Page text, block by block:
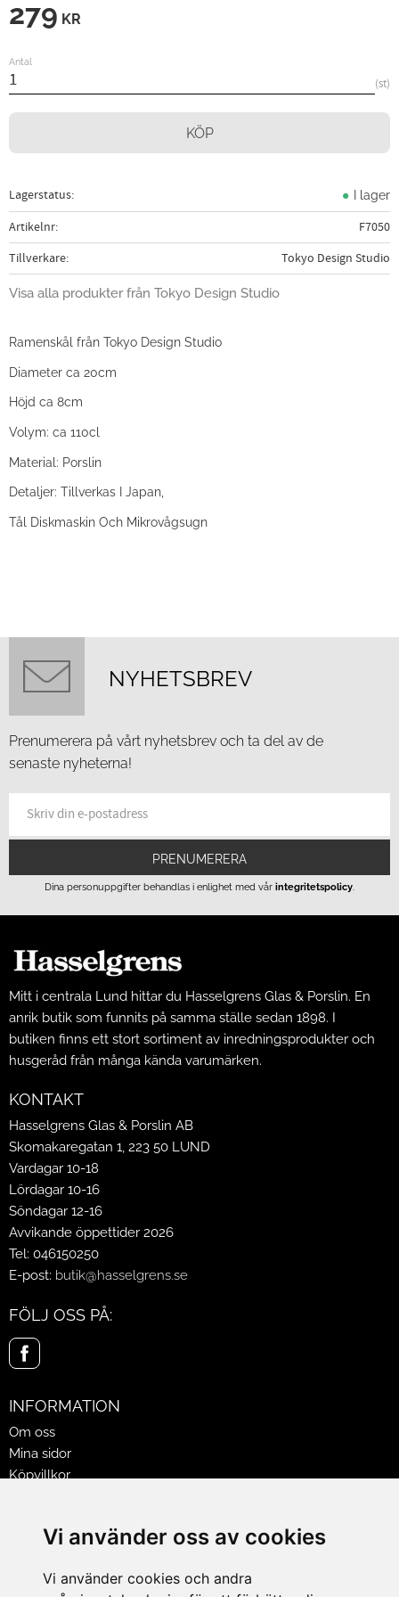
Vi använder oss av cookies
Vi använder cookies och andra
279 KR
Antal
st
KÖP
Lagerstatus I lager
Artikelnr
F7050
Tillverkare
Tokyo Design Studio
Visa alla produkter från Tokyo Design Studio
Ramenskål från Tokyo Design Studio
Diameter ca 20cm
Höjd ca 8cm
Volym: ca 110cl
Material: Porslin
Detaljer: Tillverkas I Japan,
Tål Diskmaskin Och Mikrovågsugn
NYHETSBREV
Prenumerera på vårt nyhetsbrev och ta del av de
senaste nyheterna!
PRENUMERERA
Dina personuppgifter behandlas i enlighet med vår integritetspolicy.
Mitt i centrala Lund hittar du Hasselgrens Glas & Porslin. En
anrik butik som funnits på samma ställe sedan 1898. I
butiken finns ett stort sortiment av inredningsprodukter och
husgeråd från många kända varumärken.
KONTAKT
Hasselgrens Glas & Porslin AB
Skomakaregatan 1, 223 50 LUND
Vardagar 10-18
Lördagar 10-16
Söndagar 12-16
Avvikande öppettider 2026
Tel: 046150250
E-post: butik@hasselgrens.se
FÖLJ OSS PÅ:
INFORMATION
Om oss
Mina sidor
Köpvillkor
Jobba på Hasselgrens